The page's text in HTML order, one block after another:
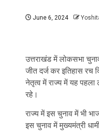
June 6, 2024
उत्तराखंड में लोकसभा
जीत दर्ज कर इतिहास रच
नेतृत्व में राज्य में यह
रहे।
राज्य में इस चुनाव में भी
इस चुनाव में मुख्यमंत्री